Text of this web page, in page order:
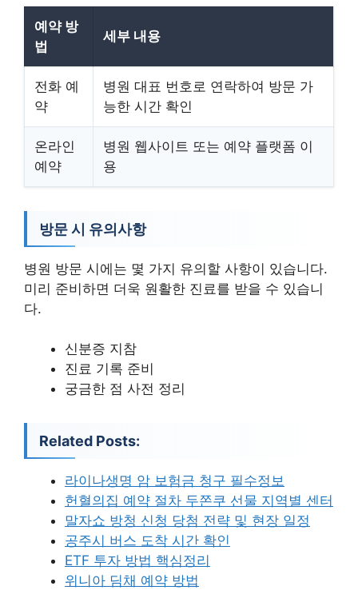
예약 방
법
세부 내용
전화 예
약
병원 대표 번호로 연락하여 방문 가
능한 시간 확인
온라인
예약
병원 웹사이트 또는 예약 플랫폼 이
용
방문 시 유의사항
병원 방문 시에는 몇 가지 유의할 사항이 있습니다.
미리 준비하면 더욱 원활한 진료를 받을 수 있습니
다.
신분증 지참
진료 기록 준비
궁금한 점 사전 정리
Related Posts:
라이나생명 암 보험금 청구 필수정보
헌혈의집 예약 절차 두쫀쿠 선물 지역별 센터
말자쇼 방청 신청 당첨 전략 및 현장 일정
공주시 버스 도착 시간 확인
ETF 투자 방법 핵심정리
위니아 딤채 예약 방법